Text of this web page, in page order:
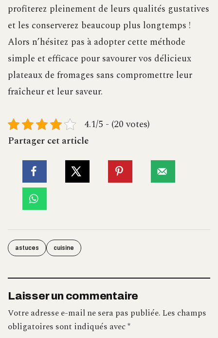
profiterez pleinement de leurs qualités gustatives
et les conserverez beaucoup plus longtemps !
Alors n’hésitez pas à adopter cette méthode
simple et efficace pour savourer vos délicieux
plateaux de fromages sans compromettre leur
fraîcheur et leur saveur.
4.1/5 - (20 votes)
Partager cet article
astuces cuisine
Laisser un commentaire
Votre adresse e-mail ne sera pas publiée.Les champs
obligatoires sont indiqués avec*